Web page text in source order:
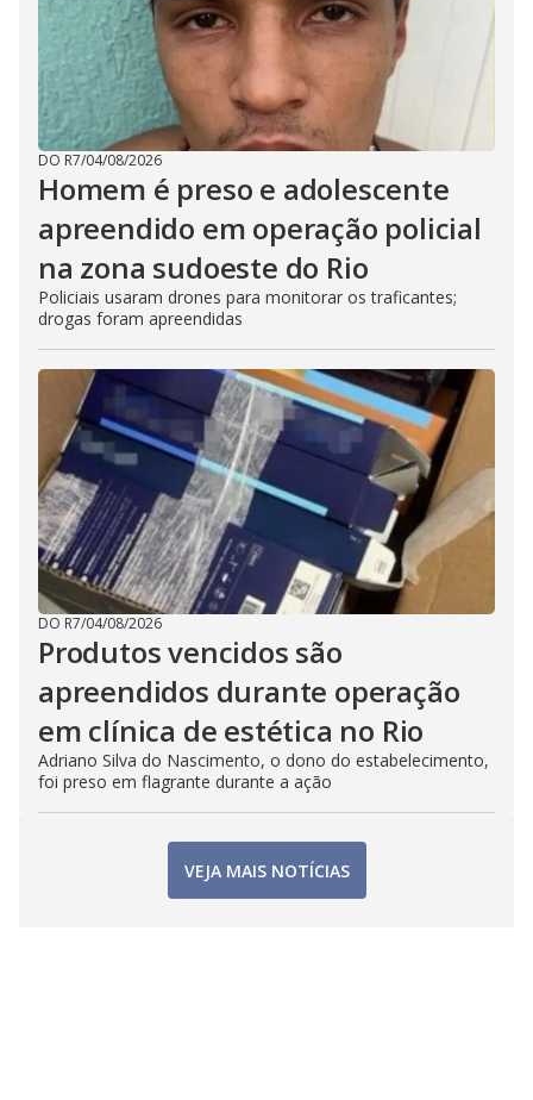
DO R7/04/08/2026
Homem é preso e adolescente
apreendido em operação policial
na zona sudoeste do Rio
Policiais usaram drones para monitorar os traficantes;
drogas foram apreendidas
DO R7/04/08/2026
Produtos vencidos são
apreendidos durante operação
em clínica de estética no Rio
Adriano Silva do Nascimento, o dono do estabelecimento,
foi preso em flagrante durante a ação
VEJA MAIS NOTÍCIAS